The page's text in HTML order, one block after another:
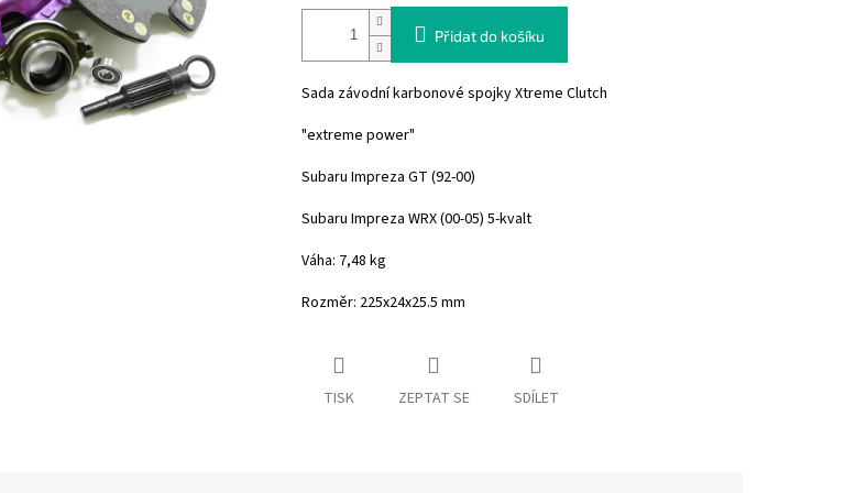
Přidat do košíku
Sada závodní karbonové spojky Xtreme Clutch
"extreme power"
Subaru Impreza GT (92-00)
Subaru Impreza WRX (00-05) 5-kvalt
Váha: 7,48 kg
Rozměr: 225x24x25.5 mm
TISK ZEPTAT SE SDÍLET